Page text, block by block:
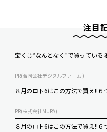
注目
宝くじ“なんとなく”で買っている
PR(合同会社デジタルファーム )
８月のロト6はこの方法で買え!!
PR(株式会社MURA)
８月のロト6はこの方法で買え!!